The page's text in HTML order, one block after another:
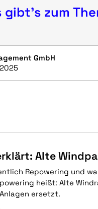
gibt's zum
GmbH
Alte
Repowering und
heißt: Alte
ersetzt.